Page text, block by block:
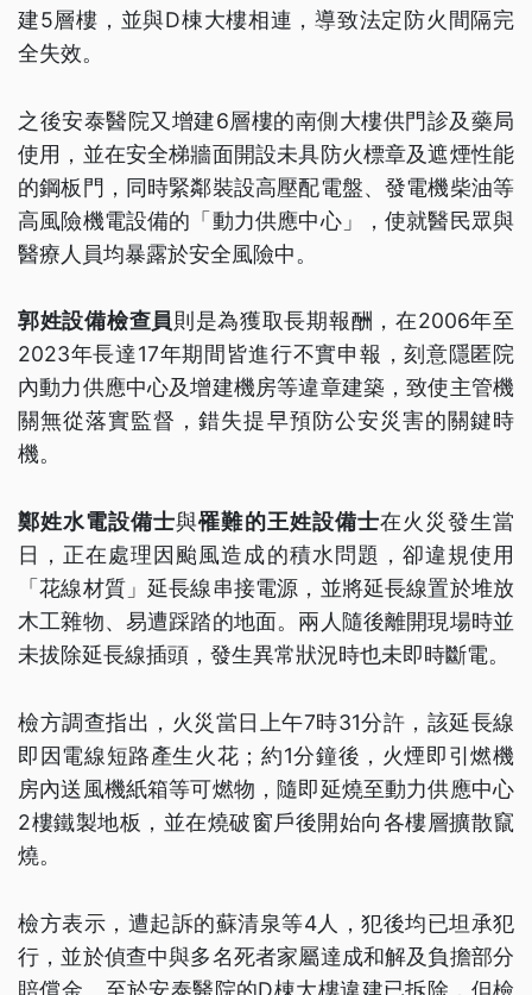
建5層樓，並與D棟大樓相連，導致法定防火間隔完
全失效。
之後安泰醫院又增建6層樓的南側大樓供門診及藥局
使用，並在安全梯牆面開設未具防火標章及遮煙性能
的鋼板門，同時緊鄰裝設高壓配電盤、發電機柴油等
高風險機電設備的「動力供應中心」，使就醫民眾與
醫療人員均暴露於安全風險中。
郭姓設備檢查員則是為獲取長期報酬，在2006年至
2023年長達17年期間皆進行不實申報，刻意隱匿院
內動力供應中心及增建機房等違章建築，致使主管機
關無從落實監督，錯失提早預防公安災害的關鍵時
機。
鄭姓水電設備士與罹難的王姓設備士在火災發生當
日，正在處理因颱風造成的積水問題，卻違規使用
「花線材質」延長線串接電源，並將延長線置於堆放
木工雜物、易遭踩踏的地面。兩人隨後離開現場時並
未拔除延長線插頭，發生異常狀況時也未即時斷電。
檢方調查指出，火災當日上午7時31分許，該延長線
即因電線短路產生火花；約1分鐘後，火煙即引燃機
房內送風機紙箱等可燃物，隨即延燒至動力供應中心
2樓鐵製地板，並在燒破窗戶後開始向各樓層擴散竄
燒。
檢方表示，遭起訴的蘇清泉等4人，犯後均已坦承犯
行，並於偵查中與多名死者家屬達成和解及負擔部分
賠償金。至於安泰醫院的D棟大樓違建已拆除，但檢